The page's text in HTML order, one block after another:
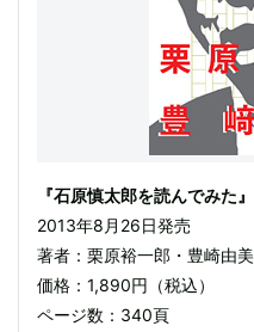
『石原慎太郎を読んでみた』
2013年8月26日発売
著者：栗原裕一郎・豊崎由美
価格：1,890円（税込）
ページ数：340頁